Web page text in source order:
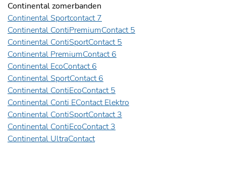
Continental zomerbanden
Continental Sportcontact 7
Continental ContiPremiumContact 5
Continental ContiSportContact 5
Continental PremiumContact 6
Continental EcoContact 6
Continental SportContact 6
Continental ContiEcoContact 5
Continental Conti EContact Elektro
Continental ContiSportContact 3
Continental ContiEcoContact 3
Continental UltraContact